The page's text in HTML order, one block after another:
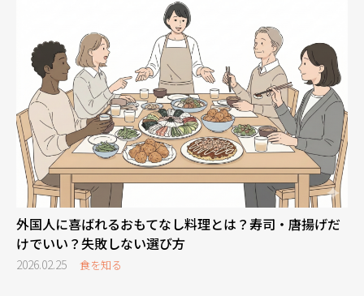
外国人に喜ばれるおもてなし料理とは？寿司・唐揚げだ
けでいい？失敗しない選び方
2026.02.25 食を知る